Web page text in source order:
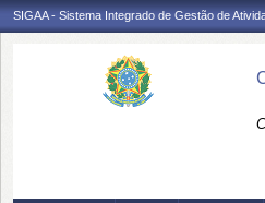
SIGAA - Sistema Integrado de Gestão de